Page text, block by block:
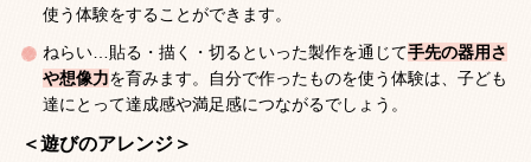
使う体験をすることができます。
ねらい…貼る・描く・切るといった製作を通じて手先の器用さ
や想像力を育みます。自分で作ったものを使う体験は、子ども
達にとって達成感や満足感につながるでしょう。
＜遊びのアレンジ＞